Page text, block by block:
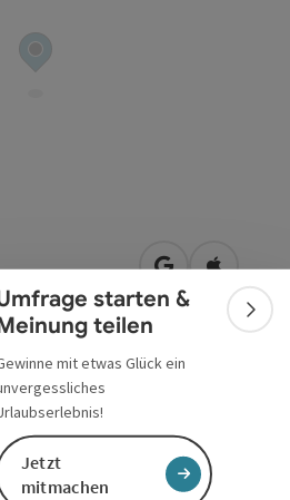
starten &
teilen
mit etwas Glück ein
Jetzt
mitmachen
in Googlein Apple